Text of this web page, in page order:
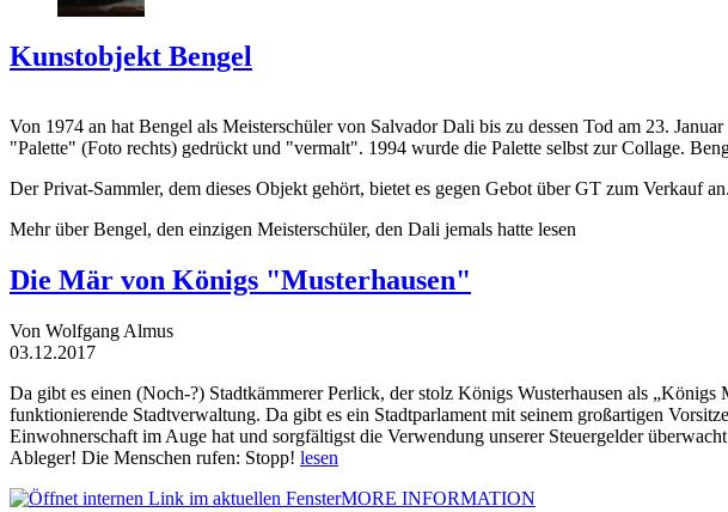
Kunstobjekt Bengel
Von 1974 an hat Bengel als Meisterschüler von Salvador Dali bis zu dessen Tod am 23.
"Palette" (Foto rechts) gedrückt und "vermalt". 1994 wurde die Palette selbst zur Collage.
Der Privat-Sammler, dem dieses Objekt gehört, bietet es gegen Gebot über GT zum Verkauf
Mehr über Bengel, den einzigen Meisterschüler, den Dali jemals hatte lesen
Die Mär von Königs "Musterhausen"
Von Wolfgang Almus
03.12.2017
Da gibt es einen (Noch-?) Stadtkämmerer Perlick, der stolz Königs Wusterhausen als
funktionierende Stadtverwaltung. Da gibt es ein Stadtparlament mit seinem großartigen
Einwohnerschaft im Auge hat und sorgfältigst die Verwendung unserer Steuergelder
Ableger! Die Menschen rufen: Stopp! lesen
MORE INFORMATION